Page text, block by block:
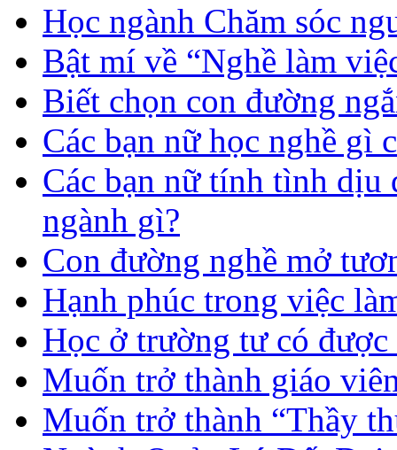
Học ngành Chăm sóc
Bật mí về “Nghề làm
Biết chọn con đường
Các bạn nữ học nghề gì
Các bạn nữ tính tình dịu
ngành gì?
Con đường nghề mở
Hạnh phúc trong việc
Học ở trường tư có
Muốn trở thành giáo
Muốn trở thành “Thầy